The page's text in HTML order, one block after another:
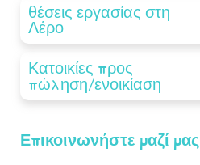
Επικοινωνήστε μαζί μας
θέσεις εργασίας στη
Λέρο
Κατοικίες προς
πώληση/ενοικίαση